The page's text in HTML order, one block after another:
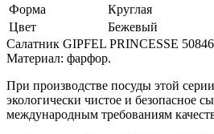
Форма
Круглая
Цвет
Бежевый
Салатник GIPFEL PRINCESSE
Материал: фарфор.
При производстве посуды этой
экологически чистое и безопасное
международным требованиям